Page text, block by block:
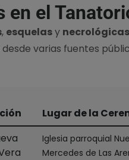
el
, esquelasy necrológicas
varias fuentes
Lugar de la
Iglesia parroquial
Mercedes de Las